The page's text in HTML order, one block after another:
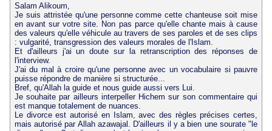
Salam Alikoum,
Je suis attristée qu'une personne comme cette chanteuse soit mise
en avant sur votre site. Non pas parce qu'elle chante mais à cause
des valeurs qu'elle véhicule au travers de ses paroles et de ses clips
: vulgarité, transgression des valeurs morales de l'Islam.
Et d'ailleurs j'ai un doute sur la retranscription des réponses de
l'interview.
J'ai du mal à croire qu'une personne avec un vocabulaire si pauvre
puisse répondre de manière si structurée...
Bref, qu'Allah la guide et nous guide aussi vers Lui.
Je souhaite par ailleurs interpeller Hichem sur son commentaire qui
est manque totalement de nuances.
Le divorce est autorisé en Islam, avec des règles précises certes,
mais autorisé par Allah azawajal. D'ailleurs il y a bien une sourate "le